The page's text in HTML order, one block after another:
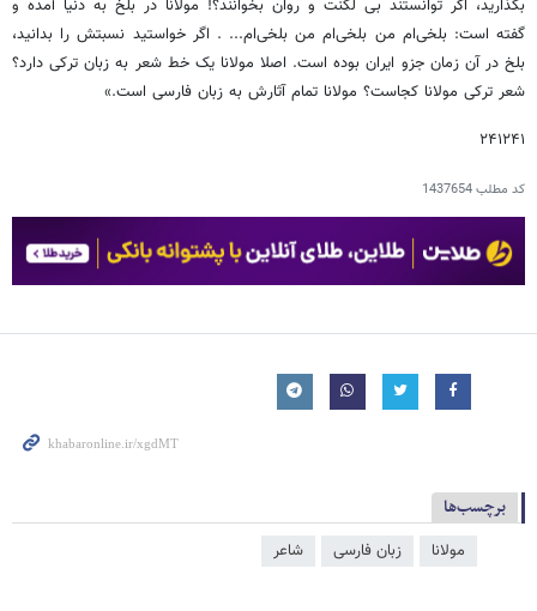
بگذارید، اگر توانستند بی لکنت و روان بخوانند؟! مولانا در بلخ به دنیا آمده و
گفته است: بلخی‌ام من بلخی‌ام من بلخی‌ام... . اگر خواستید نسبتش را بدانید،
بلخ در آن زمان جزو ایران بوده است. اصلا مولانا یک خط شعر به زبان ترکی دارد؟
شعر ترکی مولانا کجاست؟ مولانا تمام آثارش به زبان فارسی است.»
۲۴۱۲۴۱
کد مطلب1437654
برچسب‌ها
مولانا زبان فارسی شاعر